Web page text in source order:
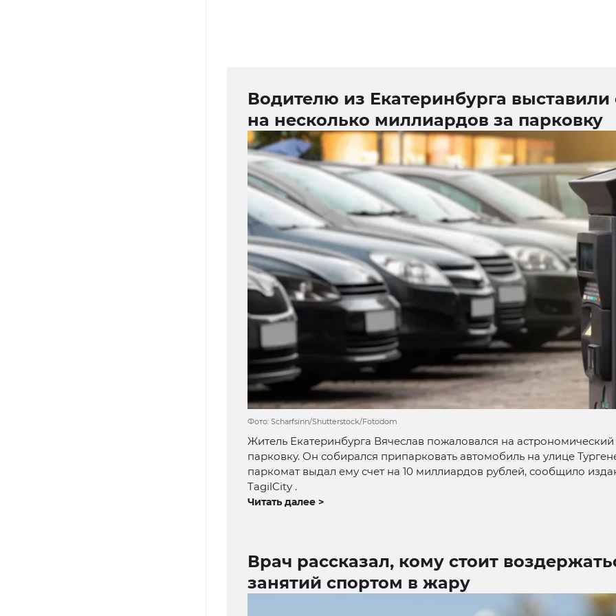
Водителю из Екатеринбурга выставили
на несколько миллиардов за парковку
Фото: Scharfsinn/Shutterstock/Fotodom
Житель Екатеринбурга Вячеслав пожаловался на астрономический
парковку. Он собирался припарковать автомобиль на улице
паркомат выдал ему счет на 10 миллиардов рублей, сообщило
TagilCity .
Читать далее >
Врач рассказал, кому стоит
занятий спортом в жару